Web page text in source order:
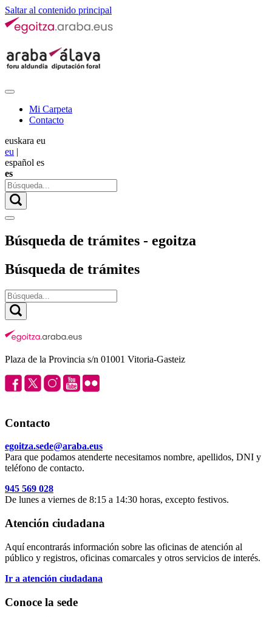
Saltar al contenido principal
Mi Carpeta
Contacto
euskara eu
eu |
español es
es
Búsqueda de trámites - egoitza
Búsqueda de trámites
Plaza de la Provincia s/n 01001 Vitoria-Gasteiz
Contacto
egoitza.sede@araba.eus
Para que podamos atenderte necesitamos nombre, apellidos, DNI y
teléfono de contacto.
945 569 028
De lunes a viernes de 8:15 a 14:30 horas, excepto festivos.
Atención ciudadana
Aquí encontrarás información sobre las oficinas de atención al
público y registros, oficinas comarcales y otros servicios de interés.
Ir a atención ciudadana
Conoce la sede